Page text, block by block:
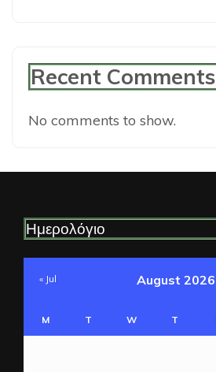
Recent Comments
No comments to show.
Ημερολόγιο
August 2026
M T W T
« Jul